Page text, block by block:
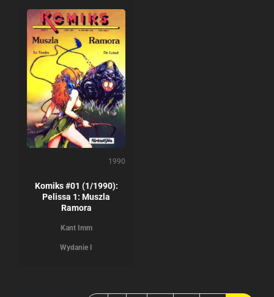
1990
Komiks #01 (1/1990):
Pelissa 1: Muszla
Ramora
Kant Imm
Wydanie I